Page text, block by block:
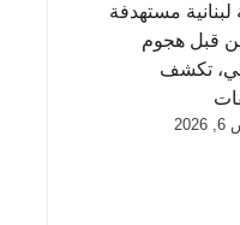
مستهدفة
قبل هجوم
تكشف